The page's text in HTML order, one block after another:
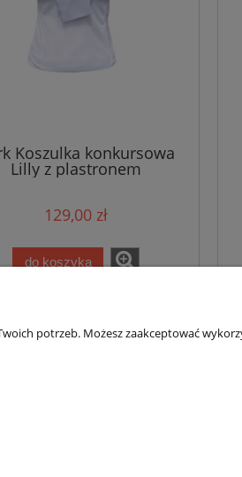
Koszulka konkursowa
Lilly z plastronem
129,00 zł
do koszyka
potrzeb. Możesz zaakceptować